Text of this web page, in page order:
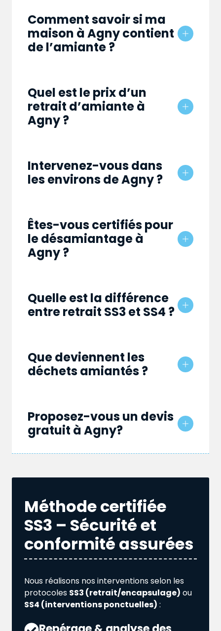
Comment savoir si ma
maison à Agny contient
de l’amiante ?
Quel est le prix d’un
retrait d’amiante à
Agny ?
Intervenez-vous dans
les environs de Agny ?
Êtes-vous certifiés pour
le désamiantage à
Agny ?
Quelle est la différence
entre retrait SS3 et SS4 ?
Que deviennent les
déchets amiantés ?
Proposez-vous un devis
gratuit à Agny?
Méthode certifiée
SS3 – Sécurité et
conformité assurées
Nous réalisons nos interventions selon les
protocoles SS3 (retrait/encapsulage) ou
SS4 (interventions ponctuelles) :